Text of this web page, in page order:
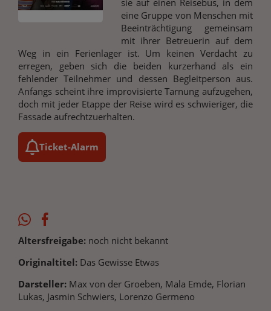
sie auf einen Reisebus, in dem
eine Gruppe von Menschen mit
Beeinträchtigung gemeinsam
mit ihrer Betreuerin auf dem
Weg in ein Ferienlager ist. Um keinen Verdacht zu
erregen, geben sich die beiden kurzerhand als ein
fehlender Teilnehmer und dessen Begleitperson aus.
Anfangs scheint ihre improvisierte Tarnung aufzugehen,
doch mit jeder Etappe der Reise wird es schwieriger, die
Fassade aufrechtzuerhalten.
Ticket-Alarm
Altersfreigabe: noch nicht bekannt
Originaltitel: Das Gewisse Etwas
Darsteller: Max von der Groeben, Mala Emde, Florian
Lukas, Jasmin Schwiers, Lorenzo Germeno